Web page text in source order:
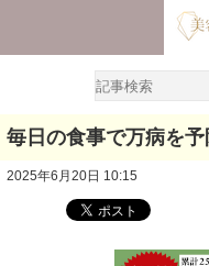
毎日の食事で万病を予
2025年6月20日 10:15